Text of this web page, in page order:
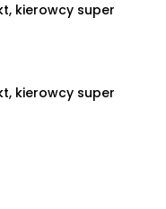
kierowcy super
kierowcy super